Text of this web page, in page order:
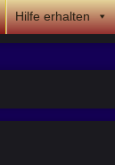
Hilfe erhalten